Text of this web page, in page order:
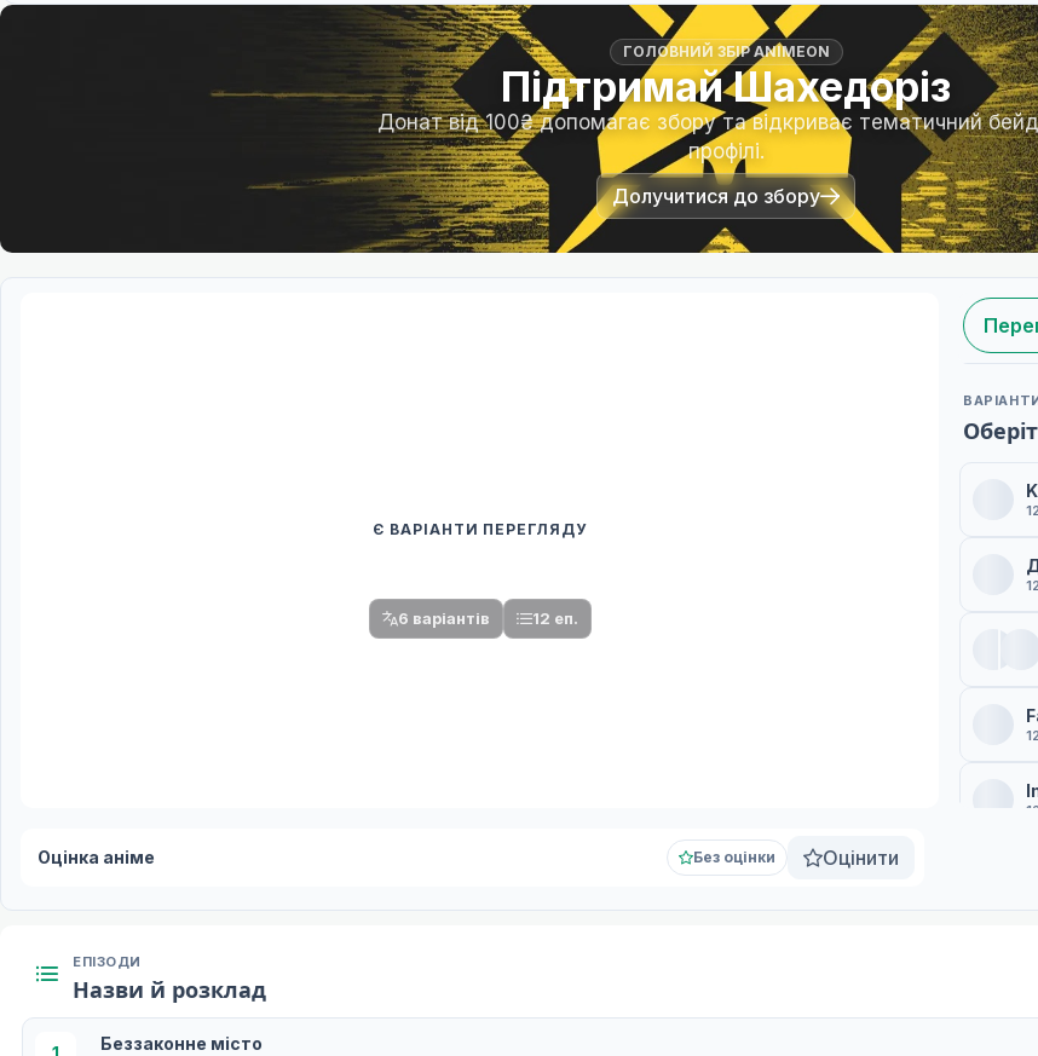
ГОЛОВНИЙ ЗБІР ANIMEON
Підтримай Шахедоріз
Донат від 100₴ допомагає збору та відкриває тематичний
профілі.
Долучитися до збору
Є ВАРІАНТИ ПЕРЕГЛЯДУ
6 варіантів 12 еп.
Оцінка аніме Без оцінки Оцінити
ЕПІЗОДИ
Назви й розклад
Беззаконне місто